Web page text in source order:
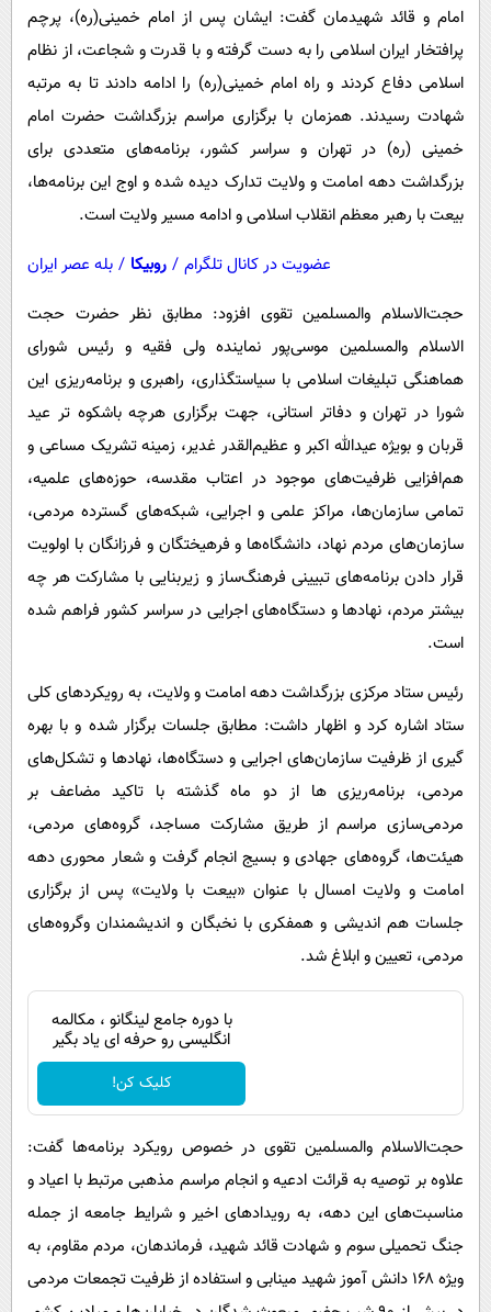
امام و قائد شهیدمان گفت: ایشان پس از امام خمینی(ره)، پرچم
پرافتخار ایران اسلامی را به دست گرفته و با قدرت و شجاعت، از نظام
اسلامی دفاع کردند و راه امام خمینی(ره) را ادامه دادند تا به مرتبه
شهادت رسیدند. همزمان با برگزاری مراسم بزرگداشت حضرت امام
خمینی (ره) در تهران و سراسر کشور، برنامه‌های متعددی برای
بزرگداشت دهه امامت و ولایت تدارک دیده شده و اوج این برنامه‌ها،
بیعت با رهبر معظم انقلاب اسلامی و ادامه مسیر ولایت است.
عضویت در کانال تلگرام / روبیکا / بله عصر ایران
حجت‌الاسلام والمسلمین تقوی افزود: مطابق نظر حضرت حجت
الاسلام والمسلمین موسی‌پور نماینده ولی فقیه و رئیس شورای
هماهنگی تبلیغات اسلامی با سیاستگذاری، راهبری و برنامه‌ریزی این
شورا در تهران و دفاتر استانی، جهت برگزاری هرچه باشکوه تر عید
قربان و بویژه عیدالله اکبر و عظیم‌القدر غدیر، زمینه‌ تشریک مساعی و
هم‌افزایی ظرفیت‌های موجود در اعتاب مقدسه، حوزه‌های علمیه،
تمامی سازمان‌ها، مراکز علمی و اجرایی، شبکه‌های گسترده مردمی،
سازمان‌های مردم نهاد، دانشگاه‌ها و فرهیختگان و فرزانگان با اولویت
قرار دادن برنامه‌های تبیینی فرهنگ‌ساز و زیربنایی با مشارکت هر چه
بیشتر مردم، نهادها و دستگاه‌های اجرایی در سراسر کشور فراهم شده
است.
رئیس ستاد مرکزی بزرگداشت دهه امامت و ولایت، به رویکردهای کلی
ستاد اشاره کرد و اظهار داشت: مطابق جلسات برگزار شده و با بهره
گیری از ظرفیت سازمان‌های اجرایی و دستگاه‌ها، نهادها و تشکل‌های
مردمی، برنامه‌ریزی ها از دو ماه گذشته با تاکید مضاعف بر
مردمی‌سازی مراسم از طریق مشارکت مساجد، گروه‌های مردمی،
هیئت‌ها، گروه‌های جهادی و بسیج انجام گرفت و شعار محوری دهه
امامت و ولایت امسال با عنوان «بیعت با ولایت» پس از برگزاری
جلسات هم اندیشی و همفکری با نخبگان و اندیشمندان وگروه‌های
مردمی، تعیین و ابلاغ شد.
با دوره جامع لینگانو ، مکالمه
انگلیسی رو حرفه ای یاد بگیر
کلیک کن!
حجت‌الاسلام والمسلمین تقوی در خصوص رویکرد برنامه‌ها گفت:
علاوه بر توصیه به قرائت ادعیه و انجام مراسم مذهبی مرتبط با اعیاد و
مناسبت‌های این دهه، به رویدادهای اخیر و شرایط جامعه از جمله
جنگ تحمیلی سوم و شهادت قائد شهید، فرماندهان، مردم مقاوم، به
ویژه ۱۶۸ دانش آموز شهید مینابی و استفاده از ظرفیت تجمعات مردمی